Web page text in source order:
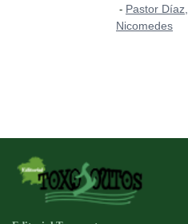
- Pastor Díaz,
Nicomedes